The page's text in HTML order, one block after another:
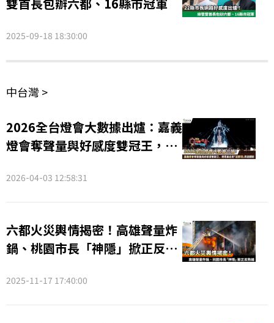
雙首長包辦六都、16縣市冠軍
2025-09-18 18:30:00
中台灣 >
2026全台燈會大數據出爐：嘉義
燈會奪聲量與好感度雙冠王，民
2026-04-03 12:58:31
六都火災輿情揭密！高雄聲量炸
鍋、桃園市長「神隱」掀正反熱
2025-11-17 17:40:00